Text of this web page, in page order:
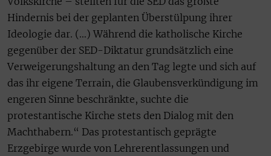
Hindernis bei der geplanten Überstülpung ihrer
Ideologie dar. (…) Während die katholische Kirche
gegenüber der SED-Diktatur grundsätzlich eine
Verweigerungshaltung an den Tag legte und sich auf
das ihr eigene Terrain, die Glaubensverkündigung im
engeren Sinne beschränkte, suchte die
protestantische Kirche stets den Dialog mit den
Machthabern.“ Das protestantisch geprägte
Erzgebirge wurde von Lehrerentlassungen und